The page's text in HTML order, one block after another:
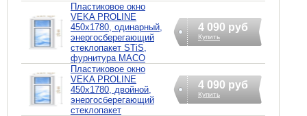
Пластиковое окно
VEKA PROLINE
450х1780, одинарный,
энергосберегающий
стеклопакет STiS,
фурнитура MACO
4 090 руб
Купить
Пластиковое окно
VEKA PROLINE
450х1780, двойной,
энергосберегающий
стеклопакет
4 090 руб
Купить